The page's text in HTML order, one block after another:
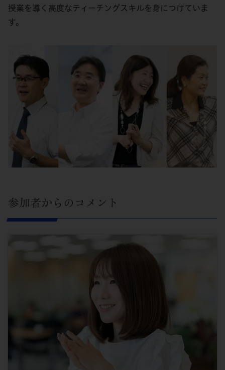
授業を導く高度なティーチングスキルを身につけていま
す。
参加者からのコメント